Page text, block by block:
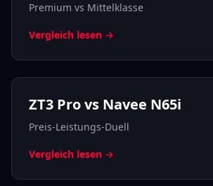
Premium vs Mittelklasse
Vergleich lesen →
ZT3 Pro vs Navee N65i
Preis-Leistungs-Duell
Vergleich lesen →